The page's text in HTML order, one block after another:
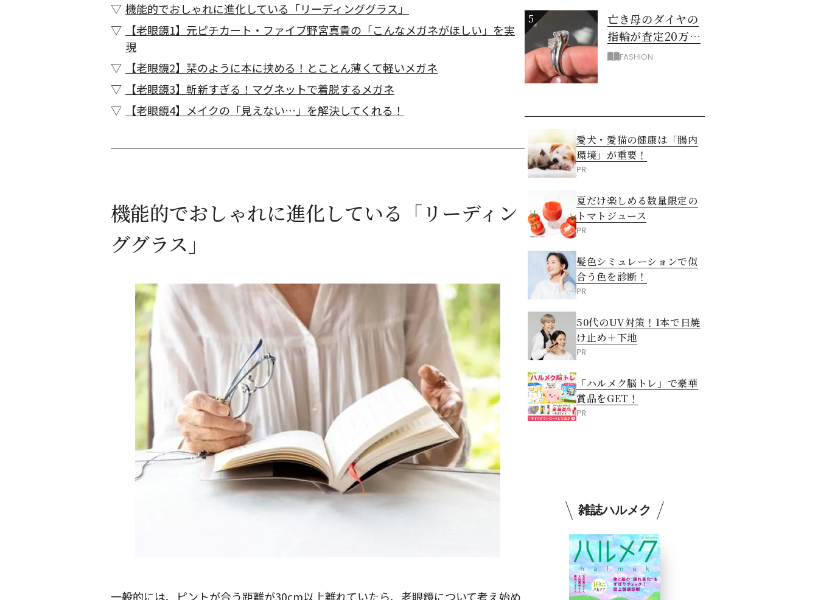
機能的でおしゃれに進化している「リーディンググラス」
【老眼鏡1】元ピチカート・ファイブ野宮真貴の「こんなメガネがほしい」を実
現
【老眼鏡2】栞のように本に挟める！とことん薄くて軽いメガネ
【老眼鏡3】斬新すぎる！マグネットで着脱するメガネ
【老眼鏡4】メイクの「見えない…」を解決してくれる！
機能的でおしゃれに進化している「リーディン
ググラス」
一般的には、ピントが合う距離が30cm以上離れていたら、老眼鏡について考え始め
5
亡き母のダイヤの
指輪が査定20万…
売る？50代が出し
FASHION
愛犬・愛猫の健康は「腸内
環境」が重要！
PR
夏だけ楽しめる数量限定の
トマトジュース
PR
髪色シミュレーションで似
合う色を診断！
PR
50代のUV対策！1本で日焼
け止め＋下地
PR
「ハルメク脳トレ」で豪華
賞品をGET！
PR
雑誌ハルメク